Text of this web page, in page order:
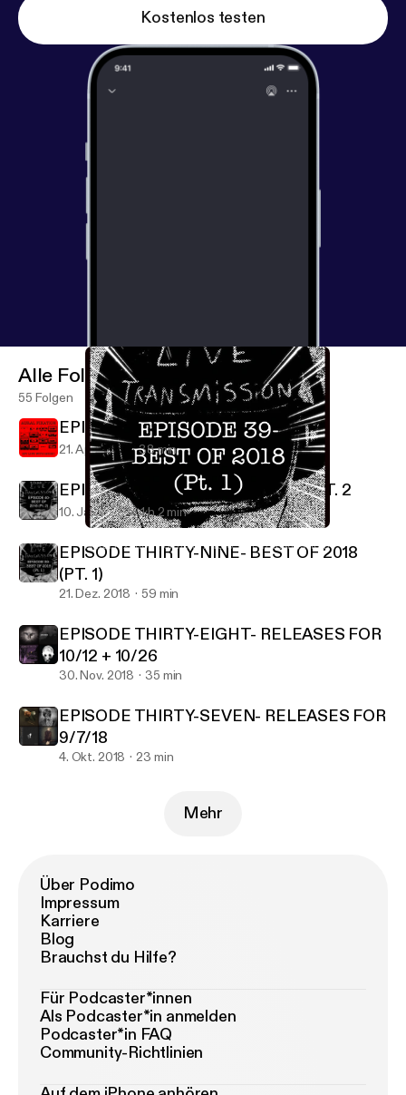
Kostenlos testen
Aural Fixation (formerly Radio: Live Transmission)
Alle Folgen
55 Folgen
EPISODE 41
21. Apr. 2019 38 min
EPISODE FORTY- BEST OF 2018, PT. 2
10. Jan. 2019 1 h 2 min
EPISODE THIRTY-NINE- BEST OF 2018
(PT. 1)
21. Dez. 2018 59 min
EPISODE THIRTY-EIGHT- RELEASES FOR
10/12 + 10/26
30. Nov. 2018 35 min
EPISODE THIRTY-SEVEN- RELEASES FOR
9/7/18
4. Okt. 2018 23 min
Mehr
Über Podimo
Impressum
Karriere
Blog
Brauchst du Hilfe?
Für Podcaster*innen
Als Podcaster*in anmelden
Podcaster*in FAQ
Community-Richtlinien